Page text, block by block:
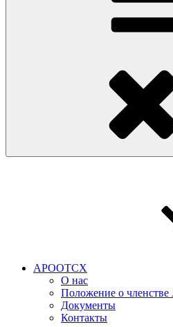
АРООТСХ
О нас
Положение о
Документы
Контакты